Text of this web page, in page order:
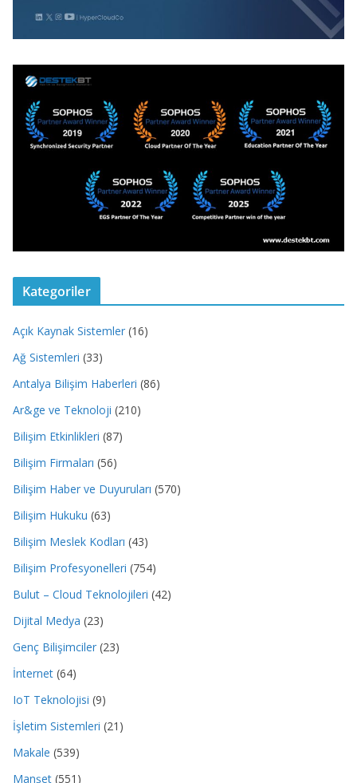
Kategoriler
Açık Kaynak Sistemler (16)
Ağ Sistemleri (33)
Antalya Bilişim Haberleri (86)
Ar&ge ve Teknoloji (210)
Bilişim Etkinlikleri (87)
Bilişim Firmaları (56)
Bilişim Haber ve Duyuruları (570)
Bilişim Hukuku (63)
Bilişim Meslek Kodları (43)
Bilişim Profesyonelleri (754)
Bulut – Cloud Teknolojileri (42)
Dijital Medya (23)
Genç Bilişimciler (23)
İnternet (64)
IoT Teknolojisi (9)
İşletim Sistemleri (21)
Makale (539)
Manşet (551)